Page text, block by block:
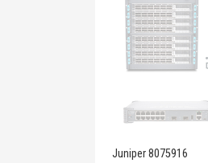
Juniper 8075916